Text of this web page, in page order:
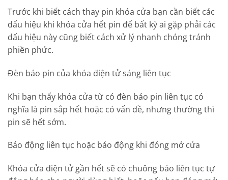
Trước khi biết cách thay pin khóa cửa bạn cần biết các
dấu hiệu khi khóa cửa hết pin để bất kỳ ai gặp phải các
dấu hiệu này cũng biết cách xử lý nhanh chóng tránh
phiền phức.
Đèn báo pin của khóa điện tử sáng liên tục
Khi bạn thấy khóa cửa từ có đèn báo pin liên tục có
nghĩa là pin sắp hết hoặc có vấn đề, nhưng thường thì
pin sẽ hết sớm.
Báo động liên tục hoặc báo động khi đóng mở cửa
Khóa cửa điện tử gần hết sẽ có chuông báo liên tục tự